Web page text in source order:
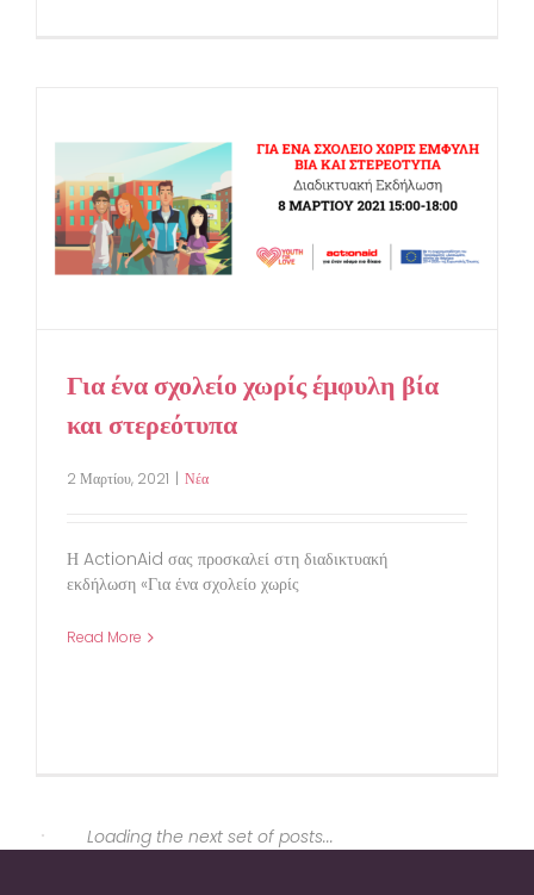
Για ένα σχολείο χωρίς έμφυλη βία
και στερεότυπα
2 Μαρτίου, 2021 | Νέα
Η ActionAid σας προσκαλεί στη διαδικτυακή
εκδήλωση «Για ένα σχολείο χωρίς
Read More